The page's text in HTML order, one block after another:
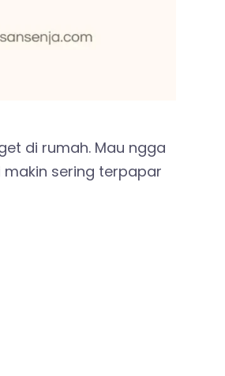
di rumah. Mau ngga
makin sering terpapar